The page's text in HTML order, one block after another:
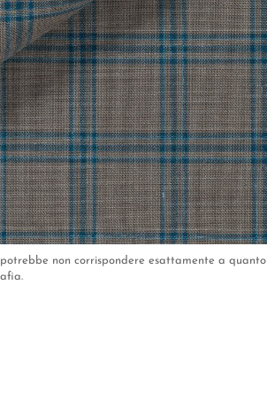
non corrispondere esattamente a quanto